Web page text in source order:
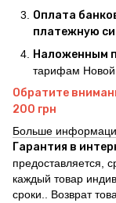
Оплата
платежную
Наложенным
тарифам
Обратите
200 грн
Больше
Гарантия в
предоставляется,
каждый товар
сроки.. Возврат